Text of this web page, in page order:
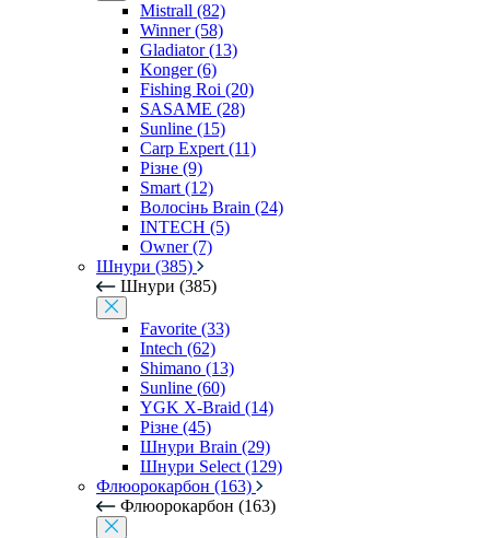
Mistrall (82)
Winner (58)
Gladiator (13)
Konger (6)
Fishing Roi (20)
SASAME (28)
Sunline (15)
Carp Expert (11)
Різне (9)
Smart (12)
Волосінь Brain (24)
INTECH (5)
Owner (7)
Шнури (385)
Шнури (385)
Favorite (33)
Intech (62)
Shimano (13)
Sunline (60)
YGK X-Braid (14)
Різне (45)
Шнури Brain (29)
Шнури Select (129)
Флюорокарбон (163)
Флюорокарбон (163)